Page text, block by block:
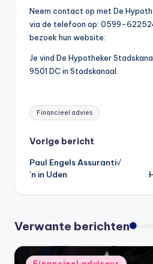
Neem contact op met De
via de telefoon op: 0599-
bezoek hun website:
Je vind De Hypotheker
9501 DC in Stadskanaal.
Tags:
Financieel advies
Bericht
navigatie
Vorige bericht
Paul Engels Assuranti√
´n in Uden
Verwante berichten
Geplaatst